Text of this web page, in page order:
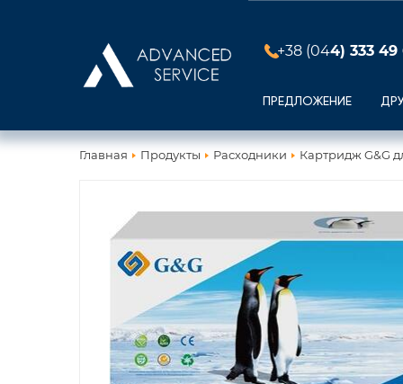
+38 (044) 333 49
ПРЕДЛОЖЕНИЕ
Главная Продукты Расходники Картридж G&G